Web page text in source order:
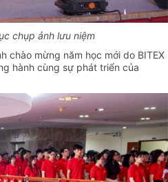
chụp ảnh lưu niệm
chào mừng năm học mới do BITEX
hành cùng sự phát triển của